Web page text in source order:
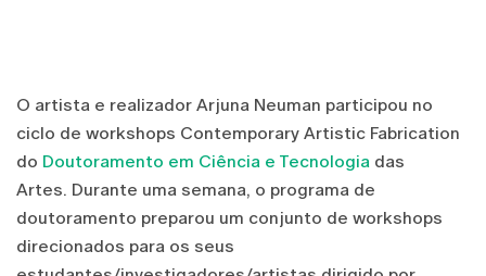
O artista e realizador Arjuna Neuman participou no
ciclo de workshops Contemporary Artistic Fabrication
do Doutoramento em Ciência e Tecnologia das
Artes. Durante uma semana, o programa de
doutoramento preparou um conjunto de workshops
direcionados para os seus